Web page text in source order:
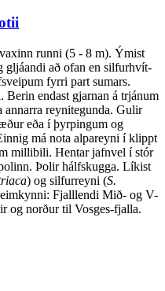
runni (5 - 8 m). Ýmist
gljáandi að ofan en silfurhvít-
fyrri part sumars.
Berin endast gjarnan á trjánum
reynitegunda. Gulir
eða í þyrpingum og
má nota alpareyni í klippt
millibili. Hentar jafnvel í stór
Þolir hálfskugga. Líkist
) og silfurreyni (S.
Fjalllendi Mið- og V-
og norður til Vosges-fjalla.